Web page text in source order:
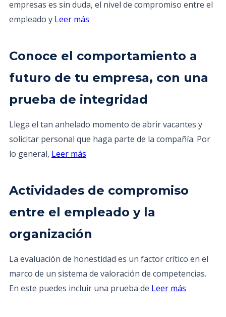
empresas es sin duda, el nivel de compromiso entre el
empleado y Leer más
Conoce el comportamiento a
futuro de tu empresa, con una
prueba de integridad
Llega el tan anhelado momento de abrir vacantes y
solicitar personal que haga parte de la compañía. Por
lo general, Leer más
Actividades de compromiso
entre el empleado y la
organización
La evaluación de honestidad es un factor crítico en el
marco de un sistema de valoración de competencias.
En este puedes incluir una prueba de Leer más